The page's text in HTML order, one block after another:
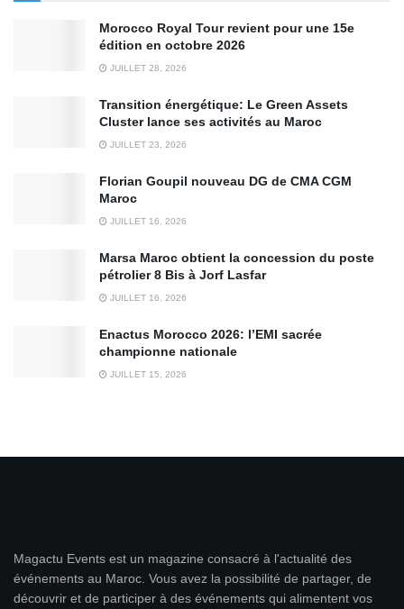
Morocco Royal Tour revient pour une 15e
édition en octobre 2026
JUILLET 28, 2026
Transition énergétique: Le Green Assets
Cluster lance ses activités au Maroc
JUILLET 23, 2026
Florian Goupil nouveau DG de CMA CGM
Maroc
JUILLET 16, 2026
Marsa Maroc obtient la concession du poste
pétrolier 8 Bis à Jorf Lasfar
JUILLET 16, 2026
Enactus Morocco 2026: l’EMI sacrée
championne nationale
JUILLET 15, 2026
Magactu Events est un magazine consacré à l'actualité des
événements au Maroc. Vous avez la possibilité de partager, de
découvrir et de participer à des événements qui alimentent vos